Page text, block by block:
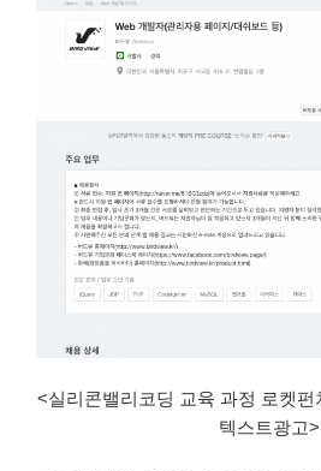
<실리콘밸리코딩 교육 과정 로켓
텍스트광고>